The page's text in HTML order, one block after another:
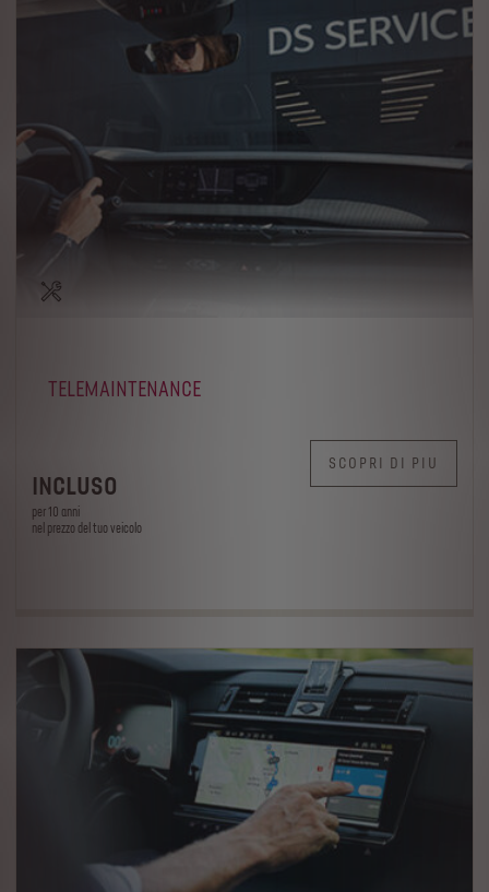
TELEMAINTENANCE
INCLUSO
per 10 anni
nel prezzo del tuo veicolo
SCOPRI DI PIU